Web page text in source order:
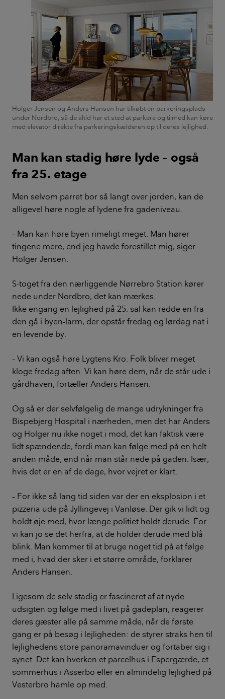
Holger Jensen og Anders Hansen har tilkøbt en parkeringsplads
under Nordbro, så de altid har et sted at parkere og tilmed kan køre
med elevator direkte fra parkeringskælderen op til deres lejlighed.
Man kan stadig høre lyde – også
fra 25. etage
Men selvom parret bor så langt over jorden, kan de
alligevel høre nogle af lydene fra gadeniveau.
– Man kan høre byen rimeligt meget. Man hører
tingene mere, end jeg havde forestillet mig, siger
Holger Jensen.
S-toget fra den nærliggende Nørrebro Station kører
nede under Nordbro, det kan mærkes.
Ikke engang en lejlighed på 25. sal kan redde en fra
den gå i byen-larm, der opstår fredag og lørdag nat i
en levende by.
– Vi kan også høre Lygtens Kro. Folk bliver meget
kloge fredag aften. Vi kan høre dem, når de står ude i
gårdhaven, fortæller Anders Hansen.
Og så er der selvfølgelig de mange udrykninger fra
Bispebjerg Hospital i nærheden, men det har Anders
og Holger nu ikke noget i mod, det kan faktisk være
lidt spændende, fordi man kan følge med på en helt
anden måde, end når man står nede på gaden. Især,
hvis det er en af de dage, hvor vejret er klart.
– For ikke så lang tid siden var der en eksplosion i et
pizzeria ude på Jyllingevej i Vanløse. Der gik vi lidt og
holdt øje med, hvor længe politiet holdt derude. For
vi kan jo se det herfra, at de holder derude med blå
blink. Man kommer til at bruge noget tid på at følge
med i, hvad der sker i et større område, forklarer
Anders Hansen.
Ligesom de selv stadig er fascineret af at nyde
udsigten og følge med i livet på gadeplan, reagerer
deres gæster alle på samme måde, når de første
gang er på besøg i lejligheden: de styrer straks hen til
lejlighedens store panoramavinduer og fortaber sig i
synet. Det kan hverken et parcelhus i Espergærde, et
sommerhus i Asserbo eller en almindelig lejlighed på
Vesterbro hamle op med.